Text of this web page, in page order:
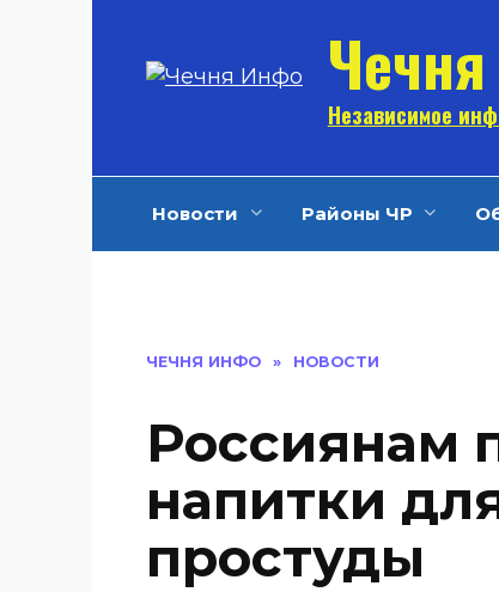
Независимое
Новости Районы ЧР
ЧЕЧНЯ ИНФО » НОВОСТИ
Россиянам
напитки
простуды